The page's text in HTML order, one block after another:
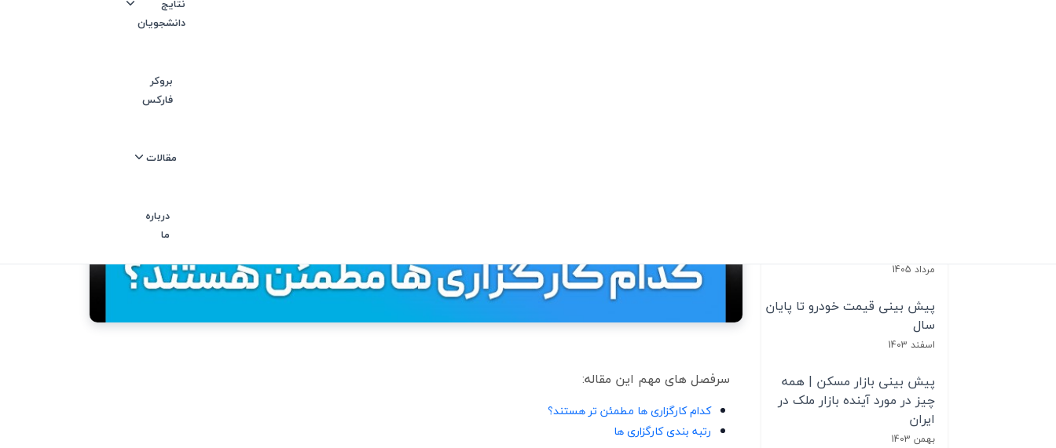
نتایج
دانشجویان
بروکر
فارکس
مقالات
درباره
ما
سرفصل های مهم این مقاله:
کدام کارگزاری ها مطمئن تر هستند؟
رتبه بندی کارگزاری ها
مرداد 1405
پیش بینی قیمت خودرو تا پایان
سال
اسفند 1403
پیش بینی بازار مسکن | همه
چیز در مورد آینده بازار ملک در
ایران
بهمن 1403